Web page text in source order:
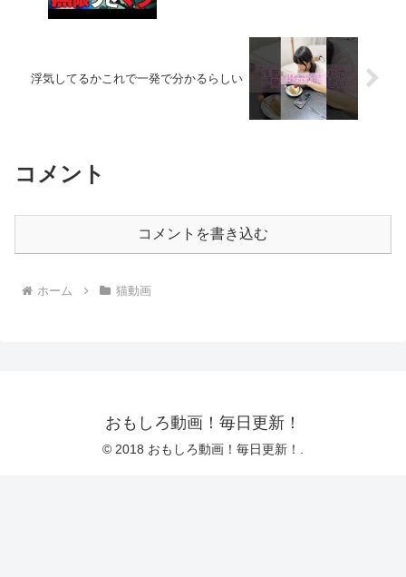
浮気してるかこれで一発で分かるらしい
コメント
コメントを書き込む
ホーム 猫動画
おもしろ動画！毎日更新！
© 2018 おもしろ動画！毎日更新！.